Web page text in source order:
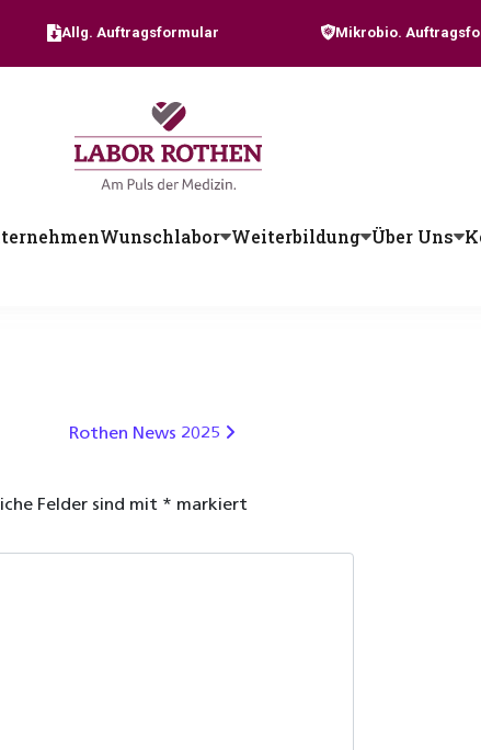
Allg. Auftragsformular Mikrobio.
Wunschlabor Weiterbildung Über Uns
Rothen News 2025
Felder sind mit * markiert